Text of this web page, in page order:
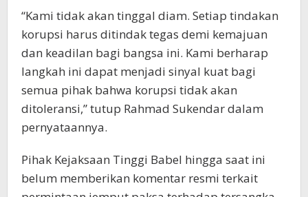
“Kami tidak akan tinggal diam. Setiap tindakan
korupsi harus ditindak tegas demi kemajuan
dan keadilan bagi bangsa ini. Kami berharap
langkah ini dapat menjadi sinyal kuat bagi
semua pihak bahwa korupsi tidak akan
ditoleransi,” tutup Rahmad Sukendar dalam
pernyataannya.
Pihak Kejaksaan Tinggi Babel hingga saat ini
belum memberikan komentar resmi terkait